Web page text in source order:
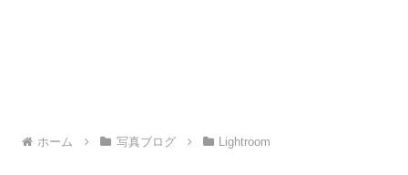
ホーム 写真ブログ Lightroom